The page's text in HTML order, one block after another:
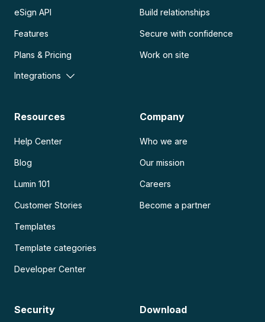
eSign API
Features
Plans & Pricing
Integrations
Build relationships
Secure with confidence
Work on site
Resources
Help Center
Blog
Lumin 101
Customer Stories
Templates
Template categories
Developer Center
Company
Who we are
Our mission
Careers
Become a partner
Security Download